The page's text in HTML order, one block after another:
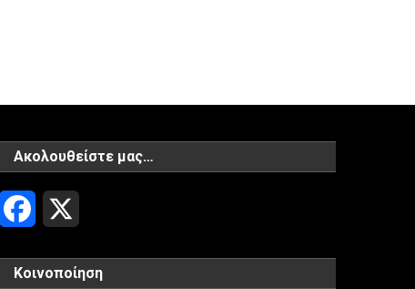
Ακολουθείστε μας…
Facebook
Κοινοποίηση